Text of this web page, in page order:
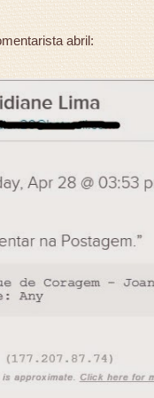
abril: